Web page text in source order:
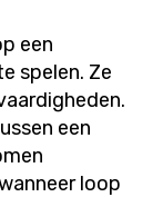
een
spelen. Ze
een
loop